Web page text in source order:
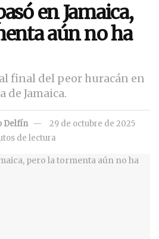
en Jamaica,
aún no ha
final del peor huracán en
Jamaica.
Delfín
29 de octubre de 2025
de lectura